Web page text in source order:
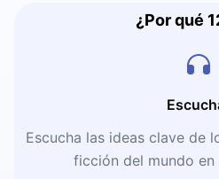
¿Por qué
Escucha las ideas clave de
ficción del mundo en